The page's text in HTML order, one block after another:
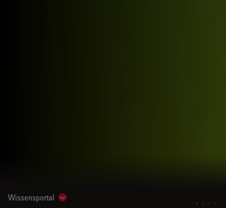
Wissensportal Show subnavigation